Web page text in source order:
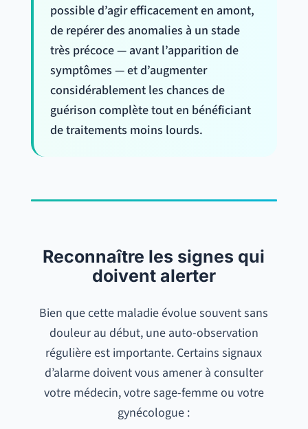
possible d’agir efficacement en amont,
de repérer des anomalies à un stade
très précoce — avant l’apparition de
symptômes — et d’augmenter
considérablement les chances de
guérison complète tout en bénéficiant
de traitements moins lourds.
Reconnaître les signes qui
doivent alerter
Bien que cette maladie évolue souvent sans
douleur au début, une auto-observation
régulière est importante. Certains signaux
d’alarme doivent vous amener à consulter
votre médecin, votre sage-femme ou votre
gynécologue :